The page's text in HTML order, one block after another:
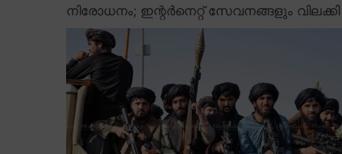
നിരോധനം; ഇന്റർനെറ്റ് സേവനങ്ങളും വിലക്കി